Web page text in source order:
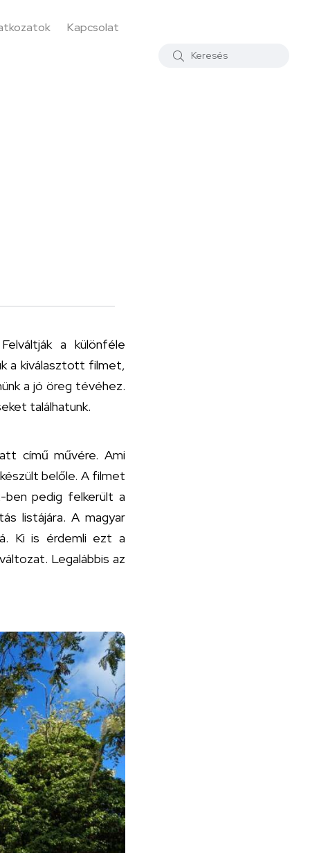
Kapcsolat
a különféle
a kiválasztott filmet,
a jó öreg tévéhez.
találhatunk.
című művére. Ami
belőle. A filmet
ben pedig felkerült a
listájára. A magyar
Ki is érdemli ezt a
Legalábbis az